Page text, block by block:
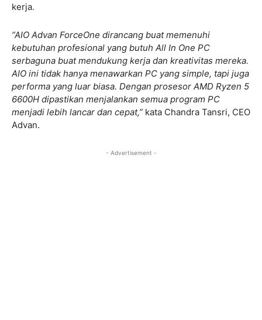
kerja.
“AIO Advan ForceOne dirancang buat memenuhi
kebutuhan profesional yang butuh All In One PC
serbaguna buat mendukung kerja dan kreativitas mereka.
AIO ini tidak hanya menawarkan PC yang simple, tapi juga
performa yang luar biasa. Dengan prosesor AMD Ryzen 5
6600H dipastikan menjalankan semua program PC
menjadi lebih lancar dan cepat,” kata Chandra Tansri, CEO
Advan.
- Advertisement -